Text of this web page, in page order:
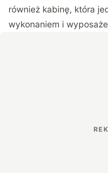
również kabinę, która
wykonaniem i